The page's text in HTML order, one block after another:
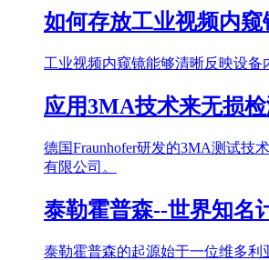
如何存放工业视频内窥
工业视频内窥镜能够清晰反映设备
应用3MA技术来无损
德国Fraunhofer研发的3MA测试技
有限公司。
泰勒霍普森--世界知名
泰勒霍普森的起源始于一位维多利